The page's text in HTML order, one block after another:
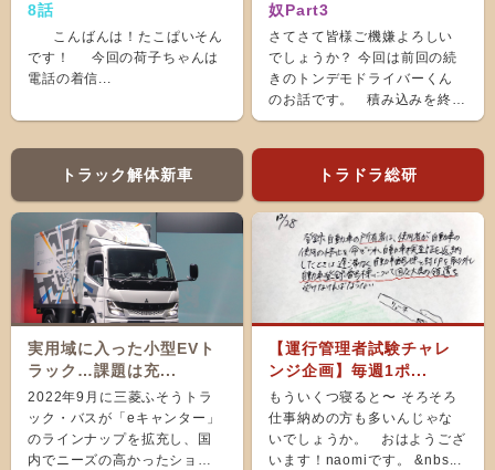
8話
こんばんは！たこぱいそん
です！ 今回の荷子ちゃんは
電話の着信...
奴Part3
さてさて皆様ご機嫌よろしい
でしょうか？ 今回は前回の続
きのトンデモドライバーくん
のお話です。 積み込みを終
え、ホッと...
トラック解体新車
実用域に入った小型EVト
ラック…課題は充...
2022年9月に三菱ふそうトラ
ック・バスが「eキャンター」
のラインナップを拡充し、国
内でニーズの高かったショー
トラドラ総研
【運行管理者試験チャレ
ンジ企画】毎週1ポ...
もういくつ寝ると〜 そろそろ
仕事納めの方も多いんじゃな
いでしょうか。 おはようござ
います！naomiです。 &nbs...